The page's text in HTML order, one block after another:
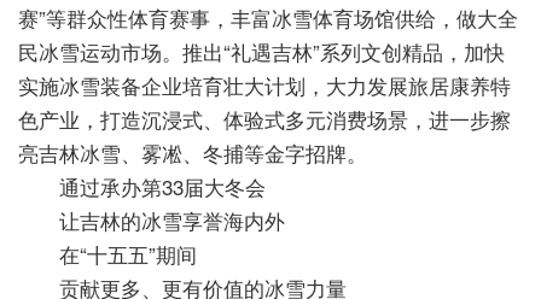
赛”等群众性体育赛事，丰富冰雪体育场馆供给，做大全
民冰雪运动市场。推出“礼遇吉林”系列文创精品，加快
实施冰雪装备企业培育壮大计划，大力发展旅居康养特
色产业，打造沉浸式、体验式多元消费场景，进一步擦
亮吉林冰雪、雾凇、冬捕等金字招牌。
通过承办第33届大冬会
让吉林的冰雪享誉海内外
在“十五五”期间
贡献更多、更有价值的冰雪力量